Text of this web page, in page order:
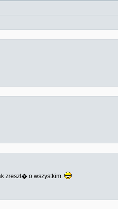
zreszt� o wszystkim.